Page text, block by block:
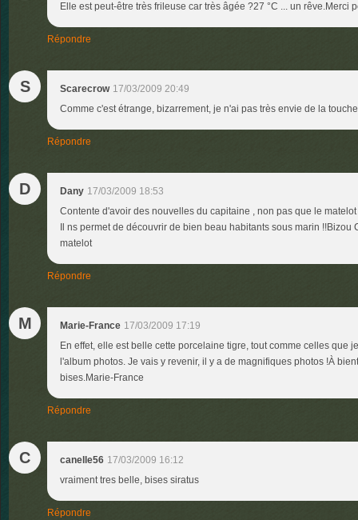
Elle est peut-être très frileuse car très âgée ?27 °C ... un rêve.Merci
Répondre
S Scarecrow 17/03/2009 20:49
Comme c'est étrange, bizarrement, je n'ai pas très envie de la
Répondre
D Dany 17/03/2009 18:53
Contente d'avoir des nouvelles du capitaine , non pas que le
Il ns permet de découvrir de bien beau habitants sous marin
matelot
Répondre
M Marie-France 17/03/2009 17:19
En effet, elle est belle cette porcelaine tigre, tout comme celles que
l'album photos. Je vais y revenir, il y a de magnifiques photos !À
bises.Marie-France
Répondre
C canelle56 17/03/2009 16:12
vraiment tres belle, bises siratus
Répondre